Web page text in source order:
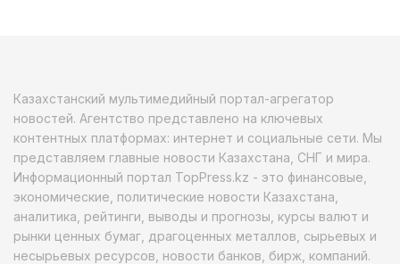
Казахстанский мультимедийный портал-агрегатор
новостей. Агентство представлено на ключевых
контентных платформах: интернет и социальные сети. Мы
представляем главные новости Казахстана, СНГ и мира.
Информационный портал TopPress.kz - это финансовые,
экономические, политические новости Казахстана,
аналитика, рейтинги, выводы и прогнозы, курсы валют и
рынки ценных бумаг, драгоценных металлов, сырьевых и
несырьевых ресурсов, новости банков, бирж, компаний.